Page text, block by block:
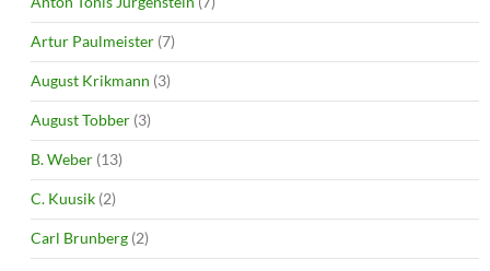
Artur Paulmeister (7)
August Krikmann (3)
August Tobber (3)
B. Weber (13)
C. Kuusik (2)
Carl Brunberg (2)